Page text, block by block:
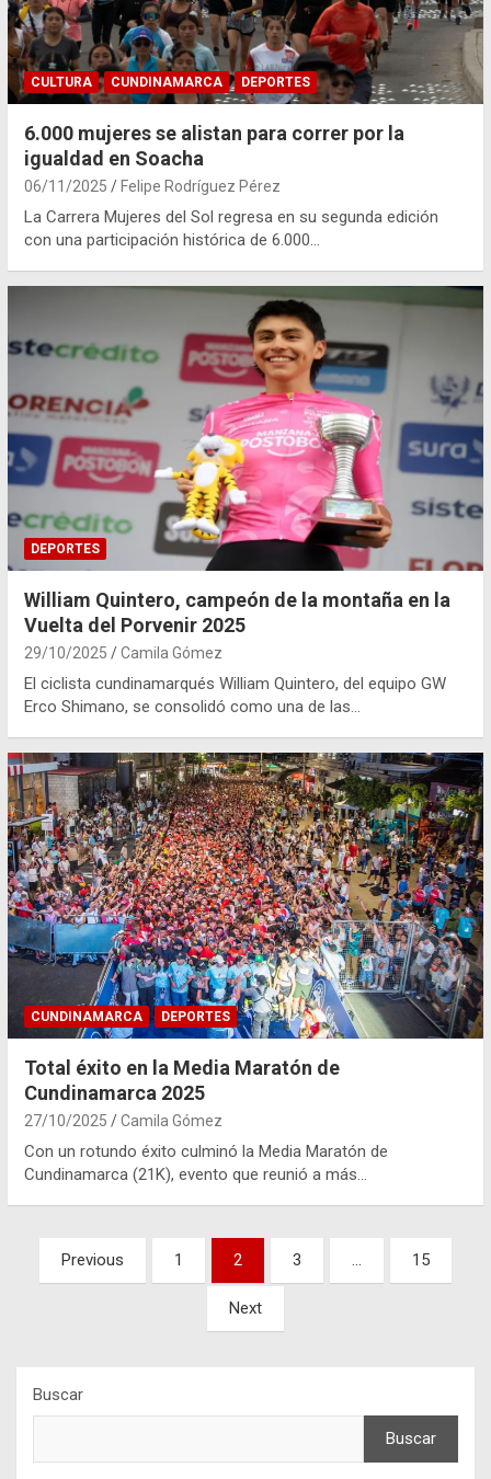
CULTURA CUNDINAMARCA DEPORTES
6.000 mujeres se alistan para correr por la
igualdad en Soacha
06/11/2025 Felipe Rodríguez Pérez
La Carrera Mujeres del Sol regresa en su segunda edición
con una participación histórica de 6.000…
DEPORTES
William Quintero, campeón de la montaña en la
Vuelta del Porvenir 2025
29/10/2025 Camila Gómez
El ciclista cundinamarqués William Quintero, del equipo GW
Erco Shimano, se consolidó como una de las…
CUNDINAMARCA DEPORTES
Total éxito en la Media Maratón de
Cundinamarca 2025
27/10/2025 Camila Gómez
Con un rotundo éxito culminó la Media Maratón de
Cundinamarca (21K), evento que reunió a más…
Paginación
de
Previous 1 2 3 … 15
Next
Buscar
Buscar